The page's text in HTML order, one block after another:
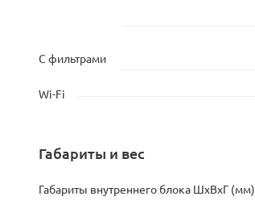
С фильтрами
Wi-Fi
Габариты и вес
Габариты внутреннего блока ШхВхГ (мм)